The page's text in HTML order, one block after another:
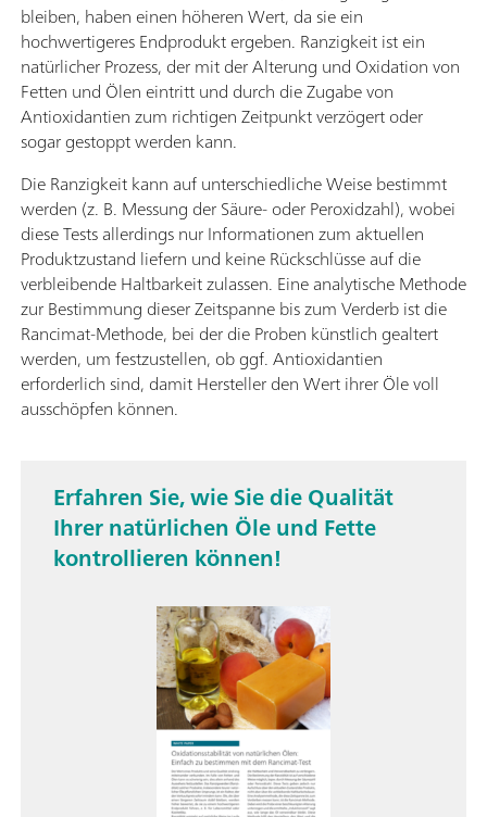
bleiben, haben einen höheren Wert, da sie ein
hochwertigeres Endprodukt ergeben. Ranzigkeit ist ein
natürlicher Prozess, der mit der Alterung und Oxidation von
Fetten und Ölen eintritt und durch die Zugabe von
Antioxidantien zum richtigen Zeitpunkt verzögert oder
sogar gestoppt werden kann.
Die Ranzigkeit kann auf unterschiedliche Weise bestimmt
werden (z. B. Messung der Säure- oder Peroxidzahl), wobei
diese Tests allerdings nur Informationen zum aktuellen
Produktzustand liefern und keine Rückschlüsse auf die
verbleibende Haltbarkeit zulassen. Eine analytische Methode
zur Bestimmung dieser Zeitspanne bis zum Verderb ist die
Rancimat-Methode, bei der die Proben künstlich gealtert
werden, um festzustellen, ob ggf. Antioxidantien
erforderlich sind, damit Hersteller den Wert ihrer Öle voll
ausschöpfen können.
Erfahren Sie, wie Sie die Qualität
Ihrer natürlichen Öle und Fette
kontrollieren können!